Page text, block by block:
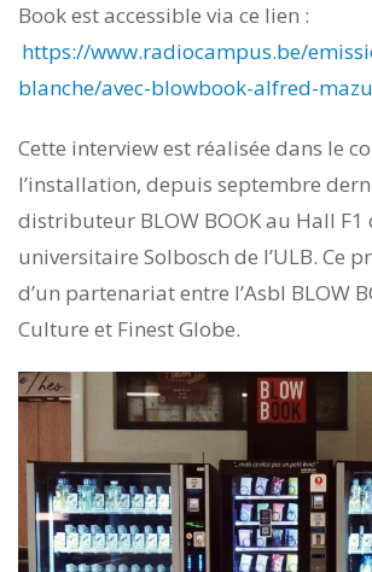
Book est accessible via ce lien :
https://www.radiocampus.be/
blanche/avec-blowbook-alfred-
Cette interview est réalisée dans le
l’installation, depuis septembre
distributeur BLOW BOOK au Hall F1
universitaire Solbosch de l’ULB. Ce
d’un partenariat entre l’Asbl BLOW
Culture et Finest Globe.